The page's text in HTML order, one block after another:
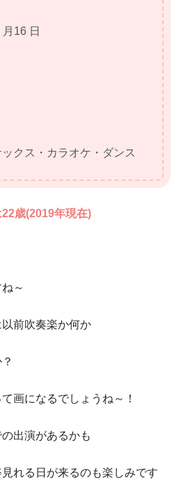
16 日
クス・カラオケ・ダンス
歳(2019年現在)
～
前吹奏楽か何か
画になるでしょうね～！
出演があるかも
れる日が来るのも楽しみです